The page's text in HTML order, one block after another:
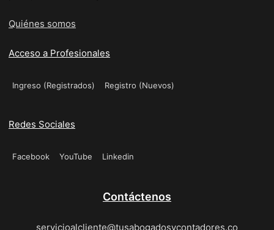
Quiénes somos
Acceso a Profesionales
Ingreso (Registrados) Registro (Nuevos)
Redes Sociales
Facebook YouTube Linkedin
Contáctenos
servicioalcliente@tusabogadosycontadores.co